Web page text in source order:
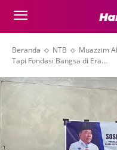
Beranda NTB
Muazzim
Tapi Fondasi Bangsa di Era...